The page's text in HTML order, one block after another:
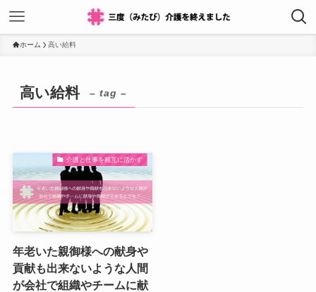
ホーム 高い給料
高い給料 – tag –
介護と仕事を相互に活かす
年老いた親御様への献身や
貢献も出来ないような人間
が会社で組織やチームに献